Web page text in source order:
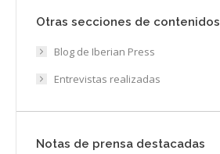
Otras secciones de contenidos
Blog de Iberian Press
Entrevistas realizadas
Notas de prensa destacadas